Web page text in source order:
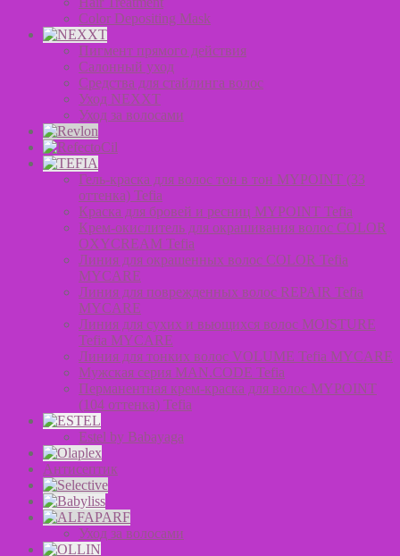
Color Depositing Mask
Пигмент прямого действия
Салонный уход
Средства для стайлинга волос
Уход NEXXT
Уход за волосами
Гель-краска для волос тон в тон MYPOINT (33
оттенка) Tefia
Краска для бровей и ресниц MYPOINT Tefia
Крем-окислитель для окрашивания волос COLOR
OXYCREAM Tefia
Линия для окрашенных волос COLOR Tefia
MYCARE
Линия для поврежденных волос REPAIR Tefia
MYCARE
Линия для сухих и вьющихся волос MOISTURE
Tefia MYCARE
Линия для тонких волос VOLUME Tefia MYCARE
Мужская серия MAN.CODE Tefia
Перманентная крем-краска для волос MYPOINT
(104 оттенка) Tefia
Estel by Babayaga
Антисептик
Уход за волосами